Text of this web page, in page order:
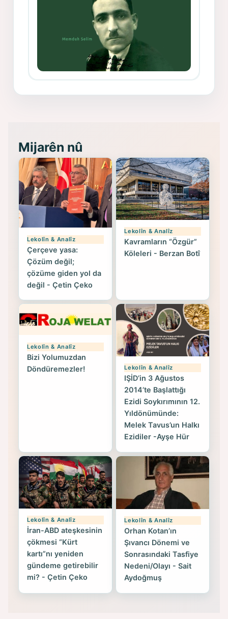
(Hoybun)’un Kuruluş Çalışmaları- 8
Mijarên nû
Lekolîn & Analîz
Çerçeve yasa:
Çözüm değil;
çözüme giden yol da
değil - Çetin Çeko
Lekolîn & Analîz
Kavramların “Özgür”
Köleleri - Berzan Botî
Lekolîn & Analîz
Bizi Yolumuzdan
Döndüremezler!
Lekolîn & Analîz
IŞİD’in 3 Ağustos
2014’te Başlattığı
Ezidi Soykırımının 12.
Yıldönümünde:
Melek Tavus’un Halkı
Ezidiler -Ayşe Hür
Lekolîn & Analîz
İran-ABD ateşkesinin
çökmesi “Kürt
kartı”nı yeniden
gündeme getirebilir
mi? - Çetin Çeko
Lekolîn & Analîz
Orhan Kotan’ın
Şıvancı Dönemi ve
Sonrasındaki Tasfiye
Nedeni/Olayı - Sait
Aydoğmuş